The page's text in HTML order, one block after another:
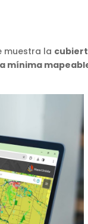
muestra la
mínima